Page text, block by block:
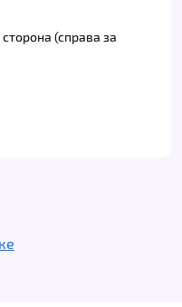
(справа за